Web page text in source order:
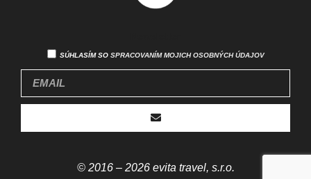
SÚHLASÍM SO SPRACOVANÍM MOJICH OSOBNÝCH ÚDAJOV
© 2016 – 2026 evita travel, s.r.o.